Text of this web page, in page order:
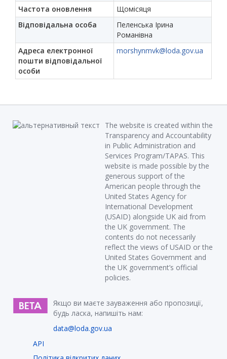
Частота оновлення
Щомісяця
Відповідальна особа
Пеленська Ірина
Романівна
Адреса електронної
пошти відповідальної
особи
morshynmvk@loda.gov.ua
The website is created within the
Transparency and Accountability
in Public Administration and
Services Program/TAPAS. This
website is made possible by the
generous support of the
American people through the
United States Agency for
International Development
(USAID) alongside UK aid from
the UK government. The
contents do not necessarily
reflect the views of USAID or the
United States Government and
the UK government’s official
policies.
Якщо ви маєте зауваження або пропозиції,
будь ласка, напишіть нам:
data@loda.gov.ua
API